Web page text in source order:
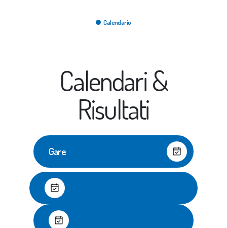
Calendario
Calendari &
Risultati
Gare